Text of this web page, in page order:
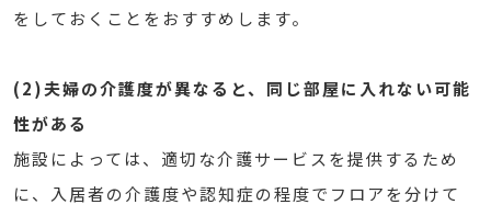
をしておくことをおすすめします。
(2)夫婦の介護度が異なると、同じ部屋に入れない可能
性がある
施設によっては、適切な介護サービスを提供するため
に、入居者の介護度や認知症の程度でフロアを分けて